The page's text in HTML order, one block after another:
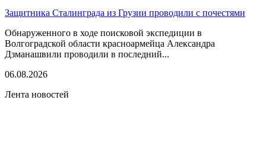
Защитника Сталинграда из Грузии проводили с почестями
Обнаруженного в ходе поисковой экспедиции в
Волгоградской области красноармейца Александра
Дзманашвили проводили в последний...
06.08.2026
Лента новостей